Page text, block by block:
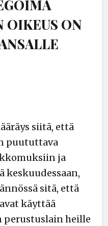
OIKEUS ON
siitä, että
puututtava
ja
keskuudessaan,
sitä, että
käyttää
perustuslain heille